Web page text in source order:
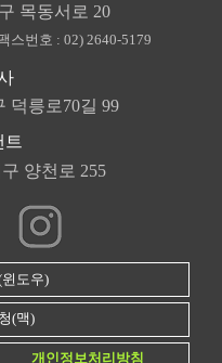
목동서로 20
스번호 : 02) 2640-5179
덕릉로70길 99
트
양천로 255
도우)
(맥)
개인정보처리방침